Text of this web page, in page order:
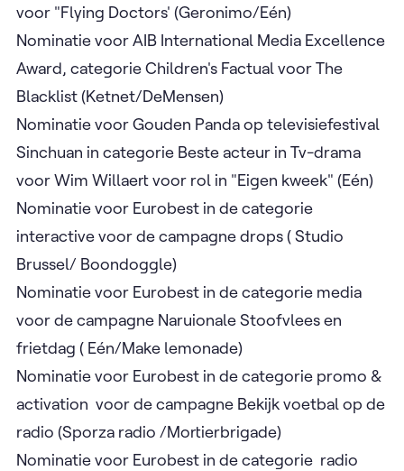
voor "Flying Doctors' (Geronimo/Eén)
Nominatie voor AIB International Media Excellence
Award, categorie Children's Factual voor The
Blacklist (Ketnet/DeMensen)
Nominatie voor Gouden Panda op televisiefestival
Sinchuan in categorie Beste acteur in Tv-drama
voor Wim Willaert voor rol in "Eigen kweek" (Eén)
Nominatie voor Eurobest in de categorie
interactive voor de campagne drops ( Studio
Brussel/ Boondoggle)
Nominatie voor Eurobest in de categorie media
voor de campagne Naruionale Stoofvlees en
frietdag ( Eén/Make lemonade)
Nominatie voor Eurobest in de categorie promo &
activation voor de campagne Bekijk voetbal op de
radio (Sporza radio /Mortierbrigade)
Nominatie voor Eurobest in de categorie radio